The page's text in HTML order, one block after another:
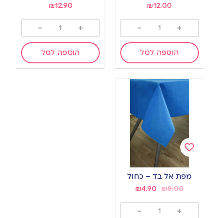
₪12.00
+
-
הוספה לסל
₪12.90
+
-
הוספה לסל
Add
to
מפת אל בד – כחול
₪8.00
₪4.90
+
-